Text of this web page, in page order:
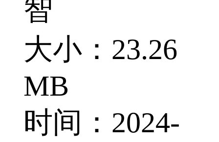
智
大小：23.26
MB
时间：2024-